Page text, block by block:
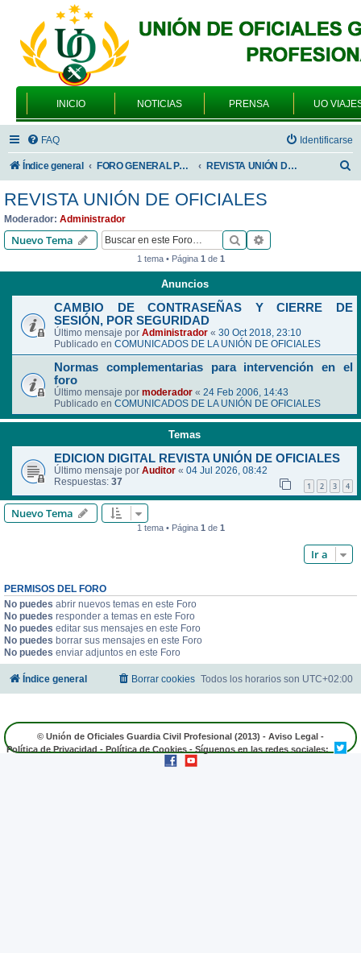
INICIO NOTICIAS PRENSA UO
FAQ Identificarse
Índice general FORO GENERAL PARA TODOS LOS USUARIOS REVISTA UNIÓN DE OFICIALES
r
REVISTA UNIÓN DE OFICIALES
Moderador: Administrador
Nuevo Tema Buscar
1 tema • Página 1de 1
Anuncios
CAMBIO DE CONTRASEÑAS Y CIERRE DE
SESIÓN, POR SEGURIDAD
Último mensaje por Administrador « 30 Oct 2018, 23:10
Publicado en COMUNICADOS DE LA UNIÓN DE OFICIALES
Normas complementarias para intervención en el
foro
Último mensaje por moderador « 24 Feb 2006, 14:43
Publicado en COMUNICADOS DE LA UNIÓN DE OFICIALES
Temas
EDICION DIGITAL REVISTA UNIÓN DE OFICIALES
Último mensaje por Auditor « 04 Jul 2026, 08:42
Respuestas: 37 1 2 3 4
Nuevo Tema
1 tema • Página 1 de 1
Ir a
PERMISOS DEL FORO
No puedes abrir nuevos temas en este Foro
No puedes responder a temas en este Foro
No puedes editar sus mensajes en este Foro
No puedes borrar sus mensajes en este Foro
No puedes enviar adjuntos en este Foro
Índice general Todos los horarios son UTC+02:00
Borrar cookies
© Unión de Oficiales Guardia Civil Profesional (2013) - Aviso Legal -
Política de Privacidad - Política de Cookies - Síguenos en las redes sociales: